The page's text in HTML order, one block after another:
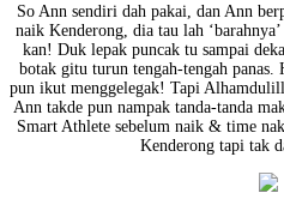
So Ann sendiri dah pakai, dan Ann
naik Kenderong, dia tau lah
kan! Duk lepak puncak tu sampai
botak gitu turun tengah-tengah panas.
pun ikut menggelegak! Tapi
Ann takde pun nampak tanda-tanda
Smart Athlete sebelum naik & time
Kenderong tapi tak